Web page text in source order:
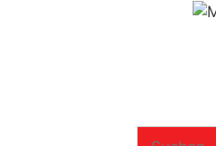
Suchen